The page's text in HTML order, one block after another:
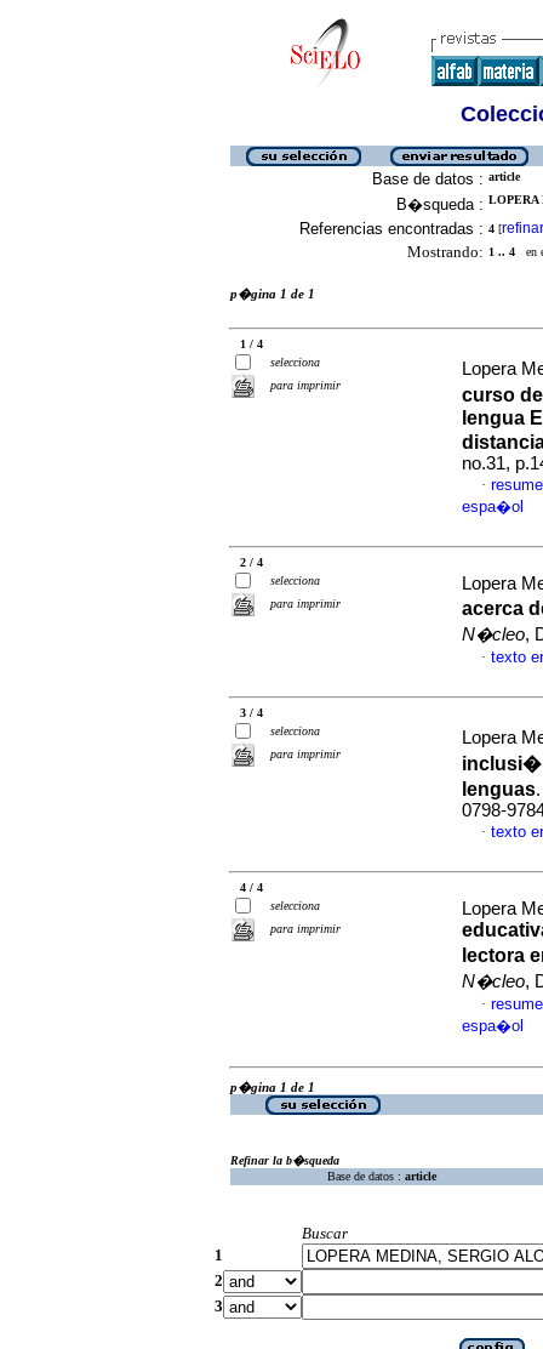
Base de datos : article
B�squeda : LOPERA
Referencias encontradas : 4 [refinar
Mostrando: 1 .. 4 en
p�gina 1 de 1
1 / 4
selecciona
para imprimir
Lopera
curso
lengua
no.31,
·
espa�ol
2 / 4
selecciona
para imprimir
Lopera
acerca
N�cleo,
· texto
3 / 4
selecciona
para imprimir
Lopera
lenguas
0798-
· texto
4 / 4
selecciona
para imprimir
Lopera
lectora
N�cleo,
·
espa�ol
p�gina 1 de 1
Refinar la b�squeda
Base de datos : article
Buscar
1
2
3